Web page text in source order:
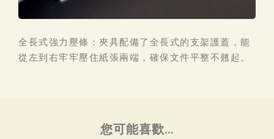
全長式強力壓條：夾具配備了全長式的支架護蓋，能
從左到右牢牢壓住紙張兩端，確保文件平整不翹起。
您可能喜歡...